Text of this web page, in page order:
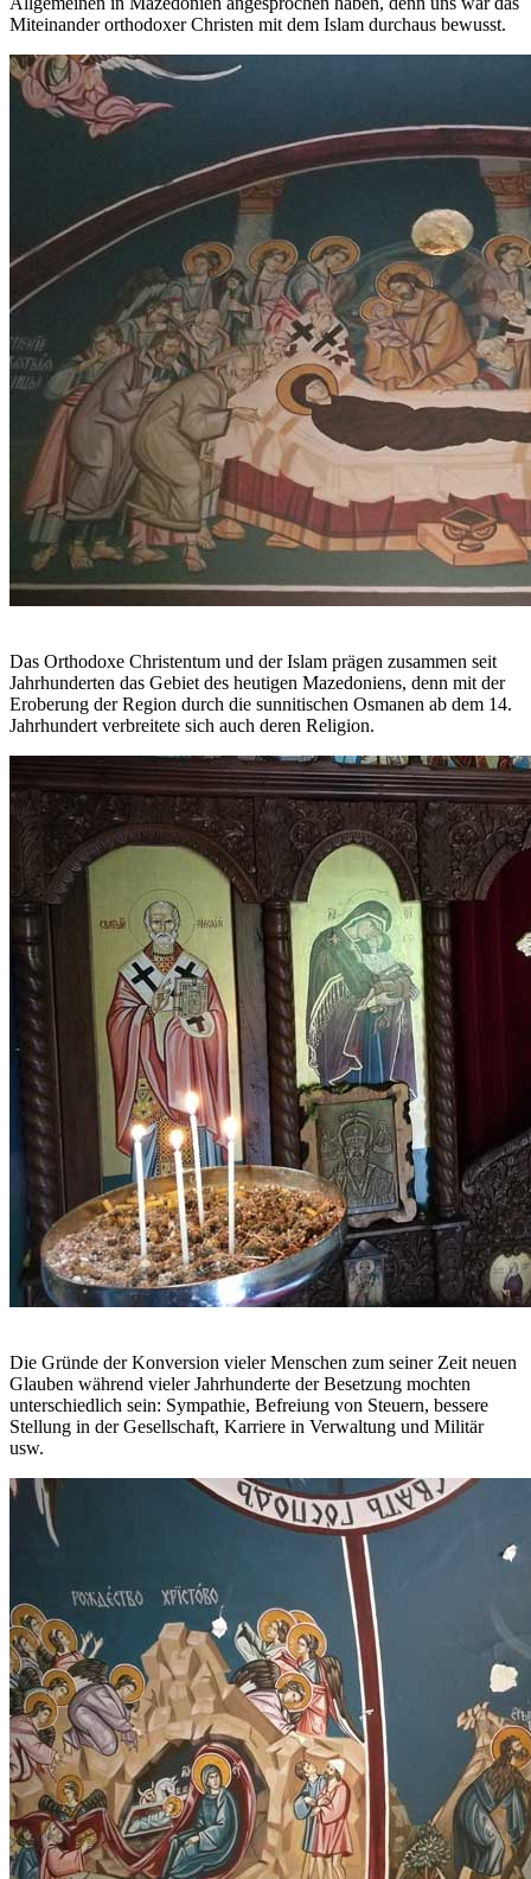
Miteinander orthodoxer Christen mit dem Islam durchaus bewusst.
Das Orthodoxe Christentum und der Islam prägen zusammen seit
Jahrhunderten das Gebiet des heutigen Mazedoniens, denn mit der
Eroberung der Region durch die sunnitischen Osmanen ab dem 14.
Jahrhundert verbreitete sich auch deren Religion.
Die Gründe der Konversion vieler Menschen zum seiner Zeit neuen
Glauben während vieler Jahrhunderte der Besetzung mochten
unterschiedlich sein: Sympathie, Befreiung von Steuern, bessere
Stellung in der Gesellschaft, Karriere in Verwaltung und Militär
usw.